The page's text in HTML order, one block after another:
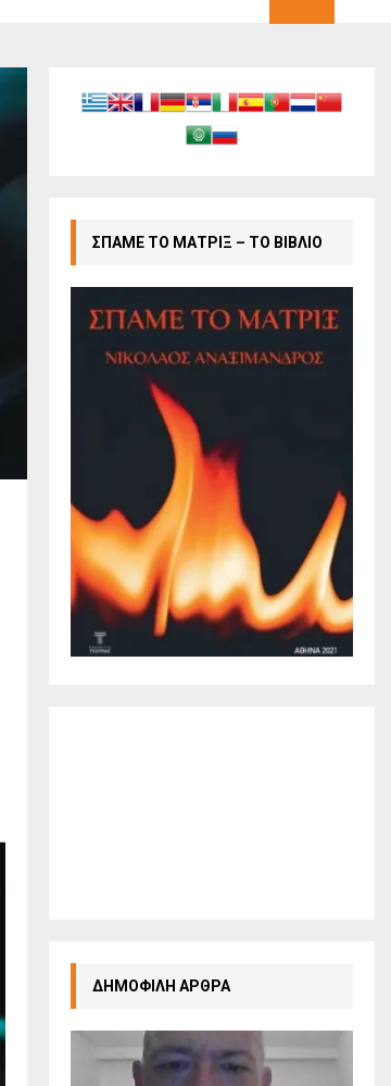
ΣΠΑΜΕ ΤΟ ΜΑΤΡΙΞ – ΤΟ ΒΙΒΛΙΟ
ΔΗΜΟΦΙΛΗ ΑΡΘΡΑ